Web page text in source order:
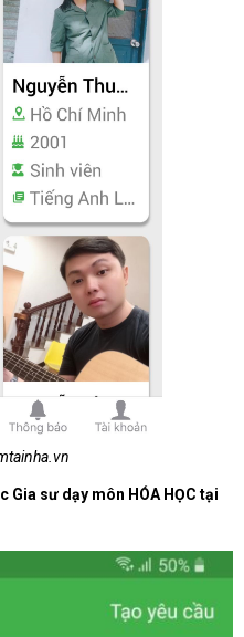
Gia sư dạy môn HÓA HỌC tại